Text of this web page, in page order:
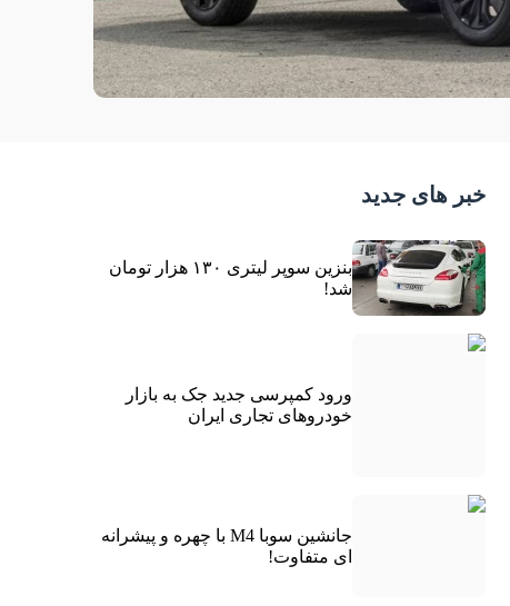
خبر های جدید
بنزین سوپر لیتری ۱۳۰ هزار تومان
شد!
ورود کمپرسی جدید جک به بازار
خودروهای تجاری ایران
جانشین سوبا M4 با چهره و پیشرانه
ای متفاوت!